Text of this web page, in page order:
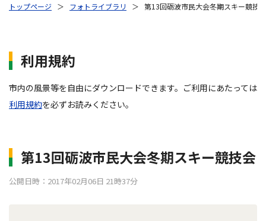
トップページ ＞ フォトライブラリ ＞ 第13回砺波市民大会冬期スキー競技会
利用規約
市内の風景等を自由にダウンロードできます。ご利用にあたっては
利用規約を必ずお読みください。
第13回砺波市民大会冬期スキー競技会
公開日時：2017年02月06日 21時37分